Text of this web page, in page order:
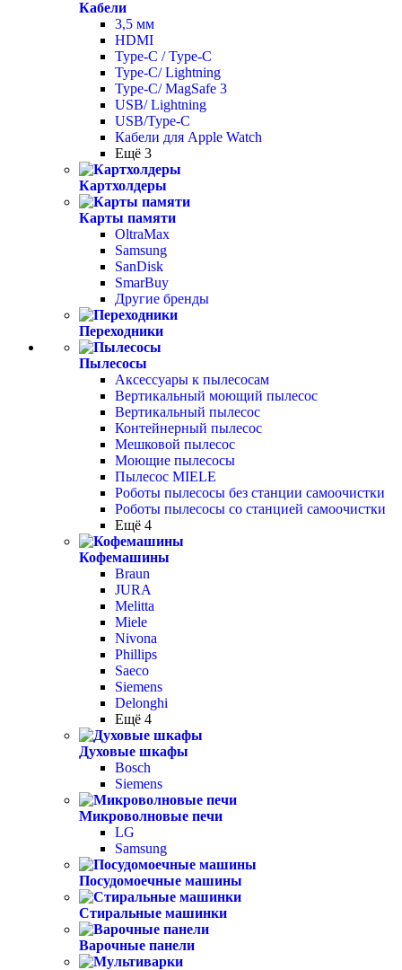
Кабели
3,5 мм
HDMI
Type-C / Type-C
Type-C/ Lightning
Type-C/ MagSafe 3
USB/ Lightning
USB/Type-C
Кабели для Apple Watch
Ещё 3
Картхолдеры
Карты памяти
OltraMax
Samsung
SanDisk
SmarBuy
Другие бренды
Переходники
Пылесосы
Аксессуары к пылесосам
Вертикальный моющий пылесос
Вертикальный пылесос
Контейнерный пылесос
Мешковой пылесос
Моющие пылесосы
Пылесос MIELE
Роботы пылесосы без станции самоочистки
Роботы пылесосы со станцией самоочистки
Ещё 4
Кофемашины
Braun
JURA
Melitta
Miele
Nivona
Phillips
Saeco
Siemens
Delonghi
Ещё 4
Духовые шкафы
Bosch
Siemens
Микроволновые печи
LG
Samsung
Посудомоечные машины
Стиральные машинки
Варочные панели